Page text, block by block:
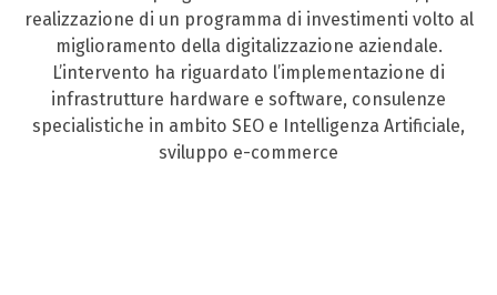
realizzazione di un programma di investimenti volto al
miglioramento della digitalizzazione aziendale.
L’intervento ha riguardato l’implementazione di
infrastrutture hardware e software, consulenze
specialistiche in ambito SEO e Intelligenza Artificiale,
sviluppo e-commerce